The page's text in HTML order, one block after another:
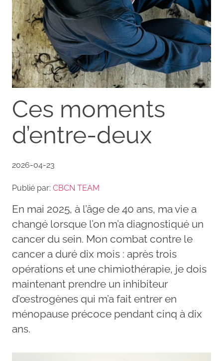
Ces moments
d’entre-deux
2026-04-23
Publié par: CBCN TEAM
En mai 2025, à l’âge de 40 ans, ma vie a
changé lorsque l’on m’a diagnostiqué un
cancer du sein. Mon combat contre le
cancer a duré dix mois : après trois
opérations et une chimiothérapie, je dois
maintenant prendre un inhibiteur
d’œstrogènes qui m’a fait entrer en
ménopause précoce pendant cinq à dix
ans.